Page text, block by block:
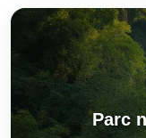
Parc